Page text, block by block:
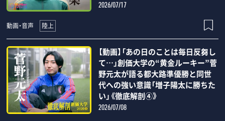
2026/07/17
動画・音声 陸上
【動画】「あの日のことは毎日反芻し
て…」創価大学の“黄金ルーキー”菅
野元太が語る都大路準優勝と同世
代への強い意識「増子陽太に勝ちた
い」《徹底解剖④》
2026/07/08